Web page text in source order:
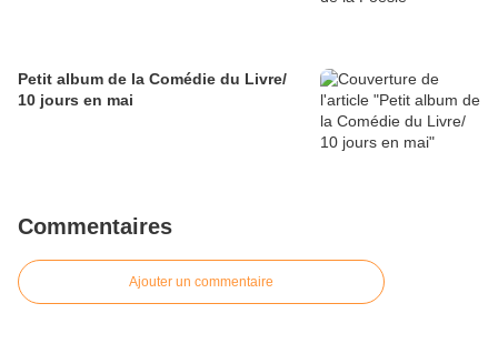
Petit album de la Comédie du Livre/
10 jours en mai
Commentaires
Ajouter un commentaire